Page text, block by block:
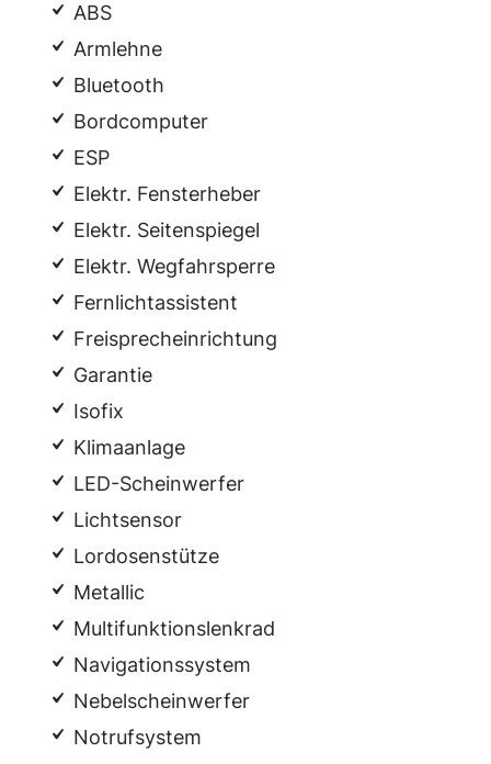
ABS
Armlehne
Bluetooth
Bordcomputer
ESP
Elektr. Fensterheber
Elektr. Seitenspiegel
Elektr. Wegfahrsperre
Fernlichtassistent
Freisprecheinrichtung
Garantie
Isofix
Klimaanlage
LED-Scheinwerfer
Lichtsensor
Lordosenstütze
Metallic
Multifunktionslenkrad
Navigationssystem
Nebelscheinwerfer
Notrufsystem